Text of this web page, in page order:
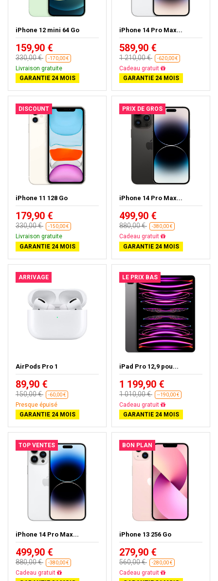
iPhone 12 mini 64 Go
159,90 €
330,00 € -170,00 €
Livraison gratuite
GARANTIE 24 MOIS
iPhone 14 Pro Max...
589,90 €
1 210,00 € -620,00 €
Cadeau gratuit
GARANTIE 24 MOIS
DISCOUNT
iPhone 11 128 Go
179,90 €
330,00 € -150,00 €
Livraison gratuite
GARANTIE 24 MOIS
PRIX DE GROS
iPhone 14 Pro Max...
499,90 €
880,00 € -380,00 €
Cadeau gratuit
GARANTIE 24 MOIS
ARRIVAGE
AirPods Pro 1
89,90 €
150,00 € -60,00 €
Presque épuisé
GARANTIE 24 MOIS
LE PRIX BAS
iPad Pro 12,9 pou...
1 199,90 €
1 010,00 € --190,00 €
Cadeau gratuit
GARANTIE 24 MOIS
TOP VENTES
iPhone 14 Pro Max...
499,90 €
880,00 € -380,00 €
Cadeau gratuit
BON PLAN
iPhone 13 256 Go
279,90 €
560,00 € -280,00 €
Cadeau gratuit